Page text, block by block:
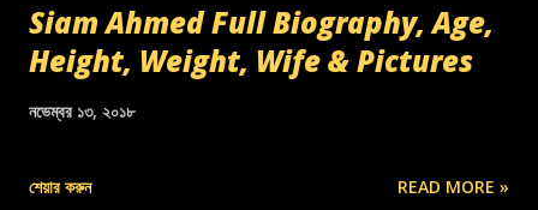
Siam Ahmed Full Biography, Age,
Height, Weight, Wife & Pictures
নভেম্বর ১৩, ২০১৮
শেয়ার করুন READ MORE »